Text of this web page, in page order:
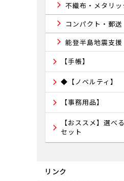
不織布・メタリッ
コンパクト・郵送
能登半島地震支援
【手帳】
◆【ノベルティ】
【事務用品】
【おススメ】選べ
セット
リンク